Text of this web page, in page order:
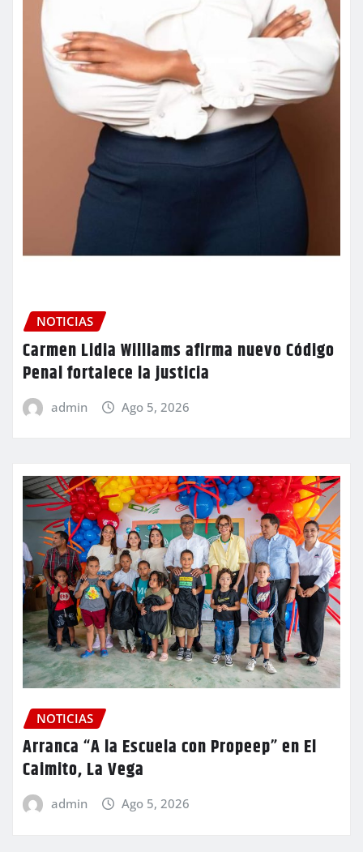
NOTICIAS
Carmen Lidia Williams afirma nuevo Código
Penal fortalece la justicia
admin Ago 5, 2026
NOTICIAS
Arranca “A la Escuela con Propeep” en El
Caimito, La Vega
admin Ago 5, 2026